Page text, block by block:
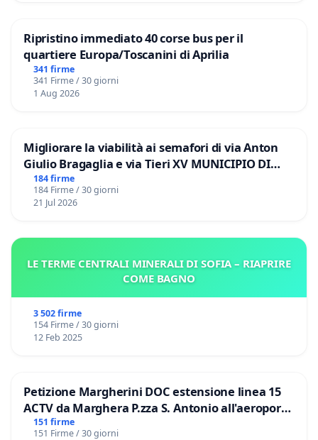
Ripristino immediato 40 corse bus per il
quartiere Europa/Toscanini di Aprilia
341 firme
341 Firme / 30 giorni
1 Aug 2026
Migliorare la viabilità ai semafori di via Anton
Giulio Bragaglia e via Tieri XV MUNICIPIO DI
ROMA
184 firme
184 Firme / 30 giorni
21 Jul 2026
LE TERME CENTRALI MINERALI DI SOFIA – RIAPRIRE
COME BAGNO
3 502 firme
154 Firme / 30 giorni
12 Feb 2025
Petizione Margherini DOC estensione linea 15
ACTV da Marghera P.zza S. Antonio all'aeroporto
Marco Polo tariffa a € 1,50
151 firme
151 Firme / 30 giorni